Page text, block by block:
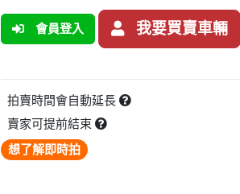
會員登入 我要買賣車輛
拍賣時間會自動延長
賣家可提前結束
想了解即時拍